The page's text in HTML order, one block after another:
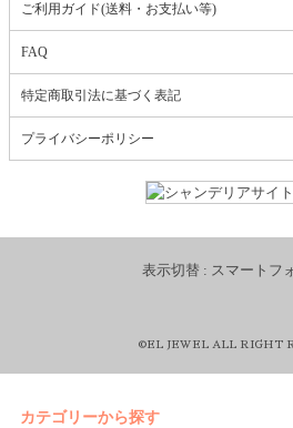
ご利用ガイド(送料・お支払い等)
FAQ
特定商取引法に基づく表記
プライバシーポリシー
表示切替 : スマートフ
©EL JEWEL ALL RIGHT
カテゴリーから探す